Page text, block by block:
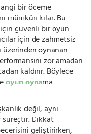
bir ödeme
mümkün kılar. Bu
güvenli bir oyun
için de zahmetsiz
üzerinden oynanan
zorlamadan
kaldırır. Böylece
oyun oynama
değil, aynı
Dikkat
geliştirirken,